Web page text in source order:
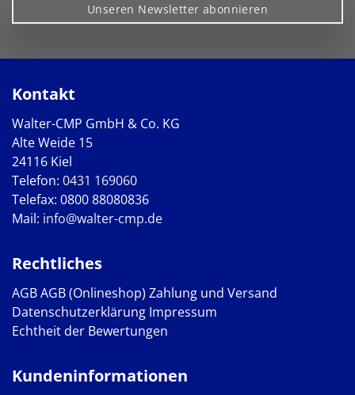
Unseren Newsletter abonnieren
Kontakt
Walter-CMP GmbH & Co. KG
Alte Weide 15
24116 Kiel
Telefon: 0431 169060
Telefax: 0800 88080836
Mail: info@walter-cmp.de
Rechtliches
AGBAGB (Onlineshop) Zahlung und Versand
Datenschutzerklärung Impressum
Echtheit der Bewertungen
Kundeninformationen